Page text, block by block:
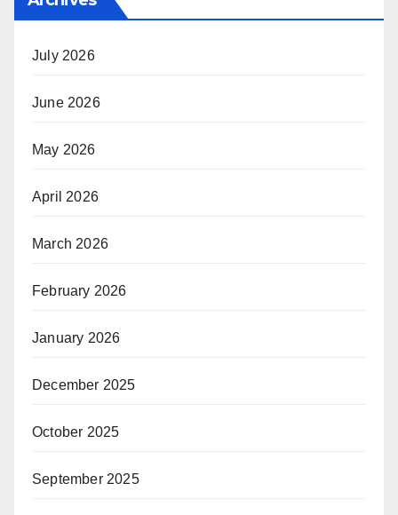
July 2026
June 2026
May 2026
April 2026
March 2026
February 2026
January 2026
December 2025
October 2025
September 2025